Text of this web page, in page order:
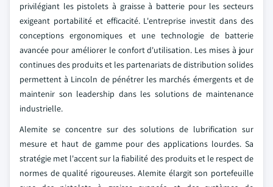
privilégiant les pistolets à graisse à batterie pour les secteurs
exigeant portabilité et efficacité. L'entreprise investit dans des
conceptions ergonomiques et une technologie de batterie
avancée pour améliorer le confort d'utilisation. Les mises à jour
continues des produits et les partenariats de distribution solides
permettent à Lincoln de pénétrer les marchés émergents et de
maintenir son leadership dans les solutions de maintenance
industrielle.
Alemite se concentre sur des solutions de lubrification sur
mesure et haut de gamme pour des applications lourdes. Sa
stratégie met l'accent sur la fiabilité des produits et le respect de
normes de qualité rigoureuses. Alemite élargit son portefeuille